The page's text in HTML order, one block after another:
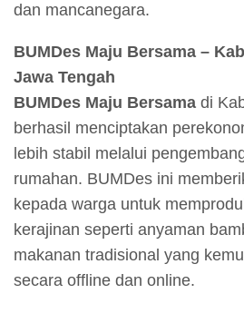
dan mancanegara.
BUMDes Maju Bersama –
Jawa Tengah
BUMDes Maju Bersama di
berhasil menciptakan
lebih stabil melalui
rumahan. BUMDes ini
kepada warga untuk
kerajinan seperti anyaman
makanan tradisional yang
secara offline dan online.